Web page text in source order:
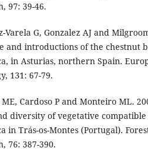
97: 39-46.
Varela G, Gonzalez AJ and
and introductions of the chestnut
in Asturias, northern Spain.
131: 67-79.
Cardoso P and Monteiro ML.
diversity of vegetative
in Trás-os-Montes (Portugal).
76: 387-390.